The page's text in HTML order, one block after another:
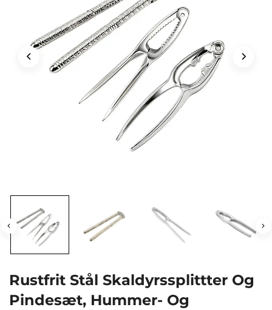
Rustfrit Stål Skaldyrssplittter Og
Pindesæt, Hummer- Og